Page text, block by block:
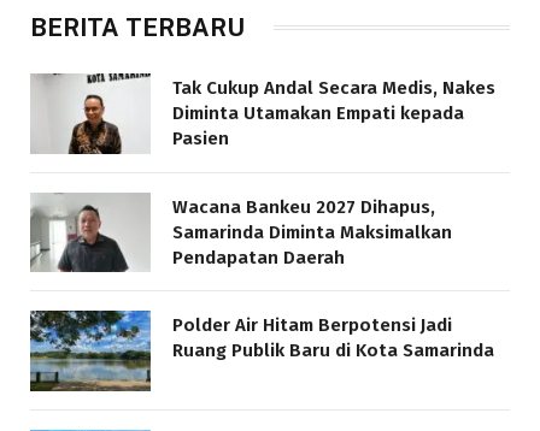
BERITA TERBARU
Tak Cukup Andal Secara Medis, Nakes
Diminta Utamakan Empati kepada
Pasien
Wacana Bankeu 2027 Dihapus,
Samarinda Diminta Maksimalkan
Pendapatan Daerah
Polder Air Hitam Berpotensi Jadi
Ruang Publik Baru di Kota Samarinda